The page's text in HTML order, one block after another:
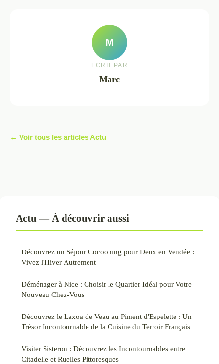
M
ECRIT PAR
Marc
← Voir tous les articles Actu
Actu — À découvrir aussi
Découvrez un Séjour Cocooning pour Deux en Vendée :
Vivez l'Hiver Autrement
Déménager à Nice : Choisir le Quartier Idéal pour Votre
Nouveau Chez-Vous
Découvrez le Laxoa de Veau au Piment d'Espelette : Un
Trésor Incontournable de la Cuisine du Terroir Français
Visiter Sisteron : Découvrez les Incontournables entre
Citadelle et Ruelles Pittoresques